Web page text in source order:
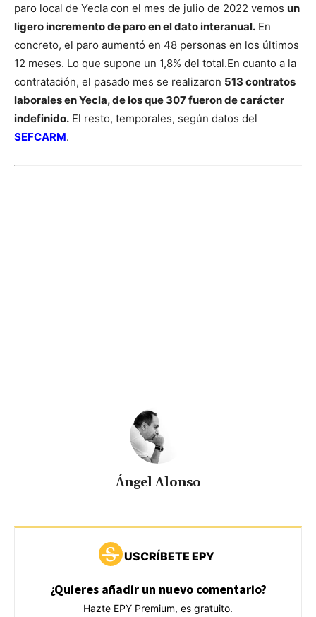
paro local de Yecla con el mes de julio de 2022 vemos un
ligero incremento de paro en el dato interanual. En
concreto, el paro aumentó en 48 personas en los últimos
12 meses. Lo que supone un 1,8% del total.En cuanto a la
contratación, el pasado mes se realizaron 513 contratos
laborales en Yecla, de los que 307 fueron de carácter
indefinido. El resto, temporales, según datos del
SEFCARM.
Ángel Alonso
USCRÍBETE EPY
¿Quieres añadir un nuevo comentario?
Hazte EPY Premium, es gratuito.